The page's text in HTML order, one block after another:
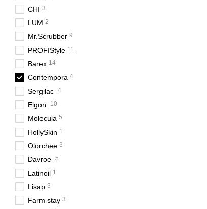
CHI 3
LUM 2
Mr.Scrubber 9
PROFIStyle 11
Barex 14
Contempora 4
Sergilac 4
Elgon 10
Molecula 5
HollySkin 1
Olorchee 3
Davroe 5
Latinoil 1
Lisap 3
Farm stay 3